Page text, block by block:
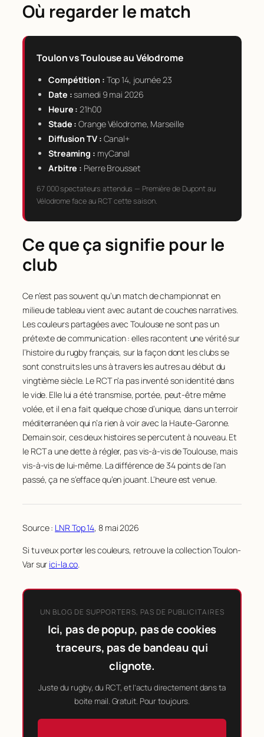
Où regarder le match
Toulon vs Toulouse au Vélodrome
Compétition : Top 14, journée 23
Date :samedi 9 mai 2026
Heure : 21h00
Stade : Orange Vélodrome, Marseille
Diffusion TV : Canal+
Streaming : myCanal
Arbitre : Pierre Brousset
67 000 spectateurs attendus — Première de Dupont au
Vélodrome face au RCT cette saison.
Ce que ça signifie pour le
club
Ce n’est pas souvent qu’un match de championnat en
milieu de tableau vient avec autant de couches narratives.
Les couleurs partagées avec Toulouse ne sont pas un
prétexte de communication : elles racontent une vérité sur
l’histoire du rugby français, sur la façon dont les clubs se
sont construits les uns à travers les autres au début du
vingtième siècle. Le RCT n’a pas inventé son identité dans
le vide. Elle lui a été transmise, portée, peut-être même
volée, et il en a fait quelque chose d’unique, dans un terroir
méditerranéen qui n’a rien à voir avec la Haute-Garonne.
Demain soir, ces deux histoires se percutent à nouveau. Et
le RCT a une dette à régler, pas vis-à-vis de Toulouse, mais
vis-à-vis de lui-même. La différence de 34 points de l’an
passé, ça ne s’efface qu’en jouant. L’heure est venue.
Source : LNR Top 14, 8 mai 2026
Si tu veux porter les couleurs, retrouve la collection Toulon-
Var sur ici-la.co.
UN BLOG DE SUPPORTERS, PAS DE PUBLICITAIRES
Ici, pas de popup, pas de cookies
traceurs, pas de bandeau qui
clignote.
Juste du rugby, du RCT, et l’actu directement dans ta
boite mail. Gratuit. Pour toujours.